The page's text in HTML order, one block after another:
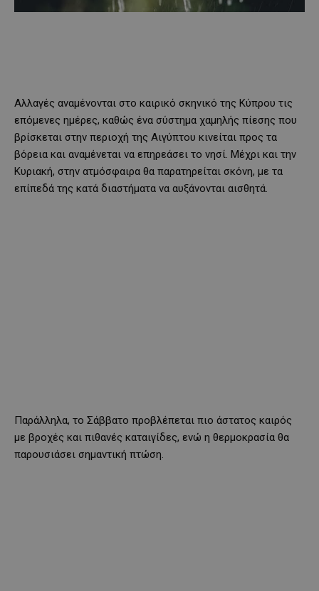
Αλλαγές αναμένονται στο καιρικό σκηνικό της Κύπρου τις
επόμενες ημέρες, καθώς ένα σύστημα χαμηλής πίεσης που
βρίσκεται στην περιοχή της Αιγύπτου κινείται προς τα
βόρεια και αναμένεται να επηρεάσει το νησί. Μέχρι και την
Κυριακή, στην ατμόσφαιρα θα παρατηρείται σκόνη, με τα
επίπεδά της κατά διαστήματα να αυξάνονται αισθητά.
Παράλληλα, το Σάββατο προβλέπεται πιο άστατος καιρός
με βροχές και πιθανές καταιγίδες, ενώ η θερμοκρασία θα
παρουσιάσει σημαντική πτώση.